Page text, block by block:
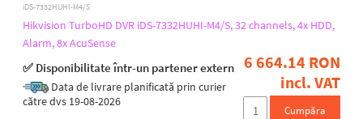
iDS-7332HUHI-M4/S
Hikvision TurboHD DVR iDS-7332HUHI-M4/S, 32 channels, 4x HDD,
Alarm, 8x AcuSense
✅ Disponibilitate într-un partener extern
Data de livrare planificată prin curier
către dvs 19-08-2026
6 664.14 RON
incl. VAT
Cumpăra